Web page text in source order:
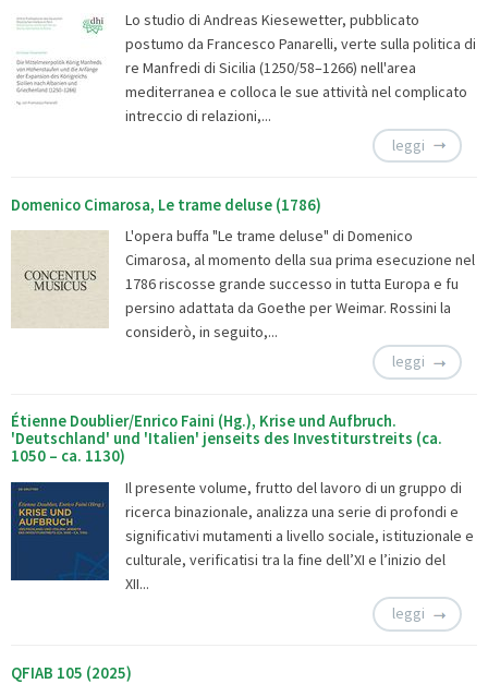
Lo studio di Andreas Kiesewetter, pubblicato
postumo da Francesco Panarelli, verte sulla politica di
re Manfredi di Sicilia (1250/58–1266) nell'area
mediterranea e colloca le sue attività nel complicato
intreccio di relazioni,...
leggi
Domenico Cimarosa, Le trame deluse (1786)
L'opera buffa "Le trame deluse" di Domenico
Cimarosa, al momento della sua prima esecuzione nel
1786 riscosse grande successo in tutta Europa e fu
persino adattata da Goethe per Weimar. Rossini la
considerò, in seguito,...
leggi
Étienne Doublier/Enrico Faini (Hg.), Krise und Aufbruch.
'Deutschland' und 'Italien' jenseits des Investiturstreits (ca.
1050 – ca. 1130)
Il presente volume, frutto del lavoro di un gruppo di
ricerca binazionale, analizza una serie di profondi e
significativi mutamenti a livello sociale, istituzionale e
culturale, verificatisi tra la fine dell’XI e l’inizio del
XII...
leggi
QFIAB 105 (2025)